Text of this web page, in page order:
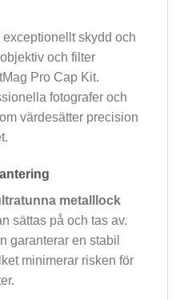
exceptionellt skydd och
och filter
Pro Cap Kit.
fotografer och
värdesätter precision
metalllock
sättas på och tas av.
garanterar en stabil
minimerar risken för